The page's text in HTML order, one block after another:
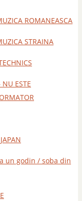
ROMANEASCA
STRAINA
ESTE
un godin / soba din